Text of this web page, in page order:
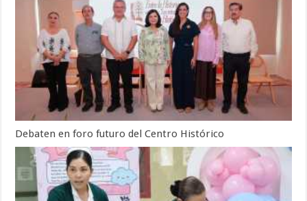
Debaten en foro futuro del Centro Histórico